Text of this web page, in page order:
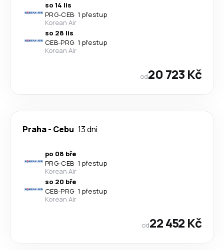
so 14 lis
PRG-CEB· 1 přestup
Korean Air
so 28 lis
CEB-PRG· 1 přestup
Korean Air
od20 723 Kč
Praha- Cebu 13 dni
po 08 bře
PRG-CEB· 1 přestup
Korean Air
so 20 bře
CEB-PRG· 1 přestup
Korean Air
od22 452 Kč